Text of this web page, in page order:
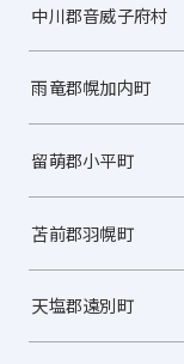
中川郡音威子府村
雨竜郡幌加内町
留萌郡小平町
苫前郡羽幌町
天塩郡遠別町